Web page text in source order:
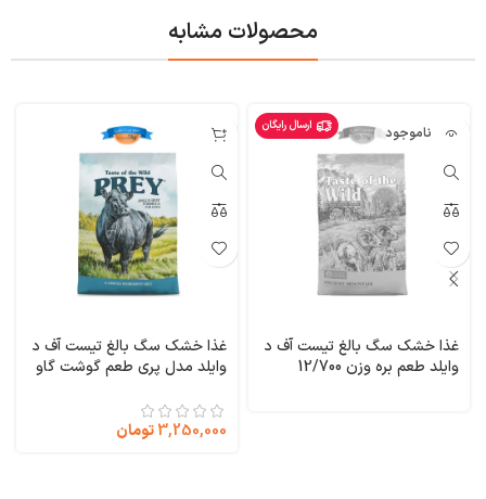
محصولات مشابه
ناموجود ارسال رایگان
غذا خشک سگ بالغ تیست آف د
وایلد طعم بره وزن 12/700
غذا خشک سگ بالغ تیست آف د
وایلد مدل پری طعم گوشت گاو
of the Wild PREY Limited
Ingredient
3,250,000تومان